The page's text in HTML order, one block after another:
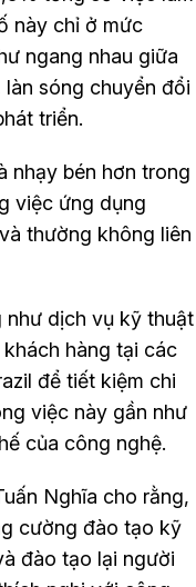
này chỉ ở mức
ngang nhau giữa
sóng chuyển đổi
triển.
nhạy bén hơn trong
việc ứng dụng
thường không liên
như dịch vụ kỹ thuật
hàng tại các
để tiết kiệm chi
việc này gần như
của công nghệ.
Nghĩa cho rằng,
cường đào tạo kỹ
đào tạo lại người